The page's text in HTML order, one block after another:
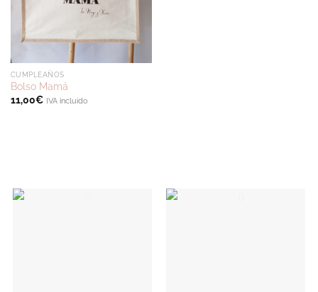
CUMPLEAÑOS
Bolso Mamá
11,00€ IVA incluido